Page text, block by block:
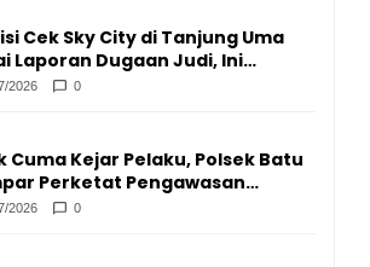
Cek Sky City di Tanjung Uma
Laporan Dugaan Judi, Ini
2026 0
Cuma Kejar Pelaku, Polsek Batu
Perketat Pengawasan
Barang Bekas
2026 0